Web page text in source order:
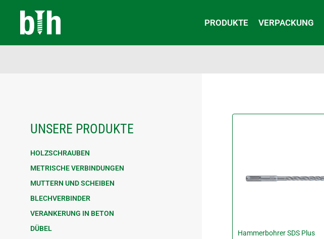
PRODUKTE VERPACKUNG
UNSERE PRODUKTE
HOLZSCHRAUBEN
METRISCHE VERBINDUNGEN
MUTTERN UND SCHEIBEN
BLECHVERBINDER
VERANKERUNG IN BETON
DÜBEL
Hammerbohrer SDS Plus